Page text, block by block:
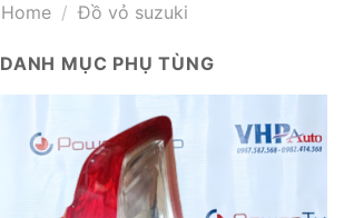
Home / Đồ vỏ suzuki
DANH MỤC PHỤ TÙNG